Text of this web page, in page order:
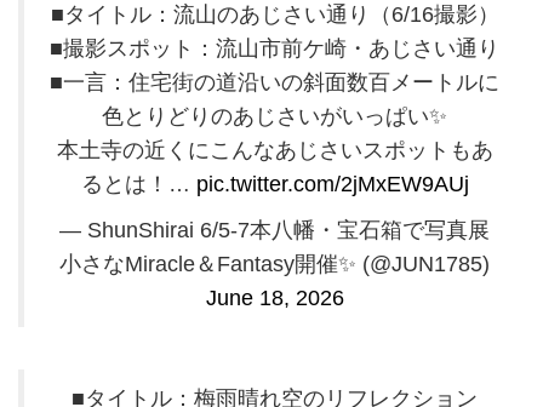
■タイトル：流山のあじさい通り（6/16撮影）
■撮影スポット：流山市前ケ崎・あじさい通り
■一言：住宅街の道沿いの斜面数百メートルに
色とりどりのあじさいがいっぱい✨️
本土寺の近くにこんなあじさいスポットもあ
るとは！… pic.twitter.com/2jMxEW9AUj
— ShunShirai 6/5-7本八幡・宝石箱で写真展
小さなMiracle＆Fantasy開催✨️ (@JUN1785)
June 18, 2026
■タイトル：梅雨晴れ空のリフレクション